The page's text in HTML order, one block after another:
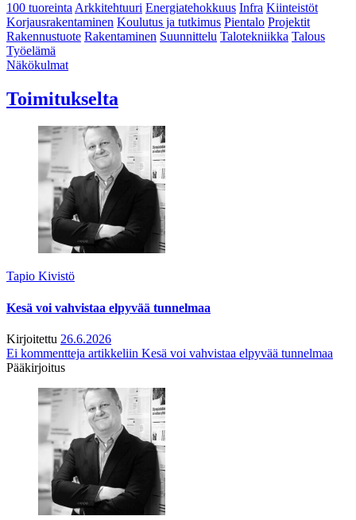
100 tuoreintaArkkitehtuuri Energiatehokkuus Infra Kiinteistöt
Korjausrakentaminen Koulutus ja tutkimus Pientalo Projektit
Rakennustuote Rakentaminen Suunnittelu Talotekniikka Talous
Työelämä
Näkökulmat
Toimitukselta
Tapio Kivistö
Kesä voi vahvistaa elpyvää tunnelmaa
Kirjoitettu 26.6.2026
Ei kommentteja artikkeliin Kesä voi vahvistaa elpyvää tunnelmaa
Pääkirjoitus